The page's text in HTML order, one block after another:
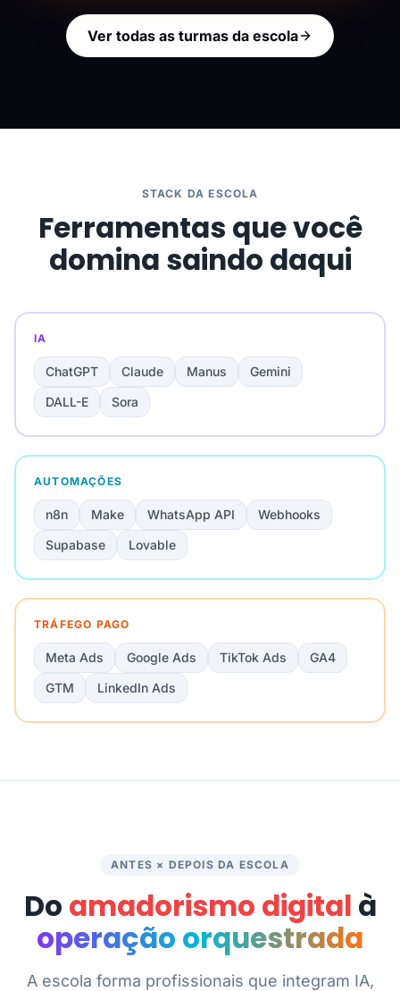
Ver todas as turmas da escola
STACK DA ESCOLA
Ferramentas que você
domina saindo daqui
IA
ChatGPT Claude Manus
Gemini
DALL-E
Sora
AUTOMAÇÕES
n8n Make WhatsApp API
Webhooks
Supabase
Lovable
TRÁFEGO PAGO
Meta Ads Google Ads TikTok Ads
GA4
GTM
LinkedIn Ads
ANTES × DEPOIS DA ESCOLA
Do amadorismo digital à
operação orquestrada
A escola forma profissionais que integram IA,